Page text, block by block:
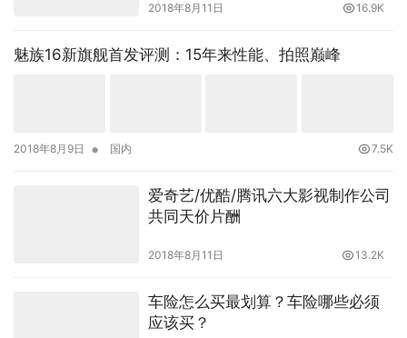
2018年8月11日 16.9K
魅族16新旗舰首发评测：15年来性能、拍照巅峰
2018年8月9日 • 国内 7.5K
爱奇艺/优酷/腾讯六大影视制作公司
共同天价片酬
2018年8月11日 13.2K
车险怎么买最划算？车险哪些必须
应该买？